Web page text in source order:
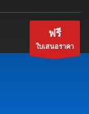
ฟรี
ใบเสนอราคา